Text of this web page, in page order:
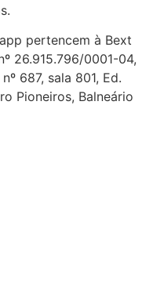
pertencem à Bext
26.915.796/0001-04,
687, sala 801, Ed.
Pioneiros, Balneário